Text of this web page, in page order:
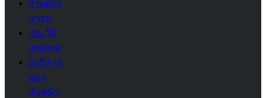
สายตรง
นายก
ประวัติ
เทศบาล
ผู้บริหาร
และ
หัวหน้า